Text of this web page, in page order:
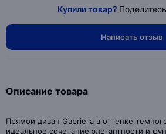
Купили товар?
Написать отзыв
Описание товара
Прямой диван Gabriella в оттенке
идеальное сочетание элегантности и